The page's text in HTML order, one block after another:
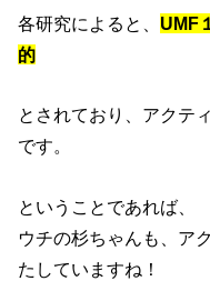
各研究によると、 UMF
的
とされており、アクテ
です。
ということであれば、
ウチの杉ちゃんも、ア
たしていますね！